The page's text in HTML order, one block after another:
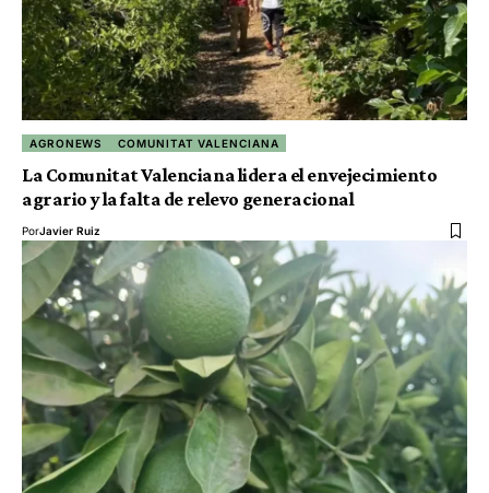
AGRONEWS COMUNITAT VALENCIANA
La Comunitat Valenciana lidera el envejecimiento
agrario y la falta de relevo generacional
PorJavier Ruiz